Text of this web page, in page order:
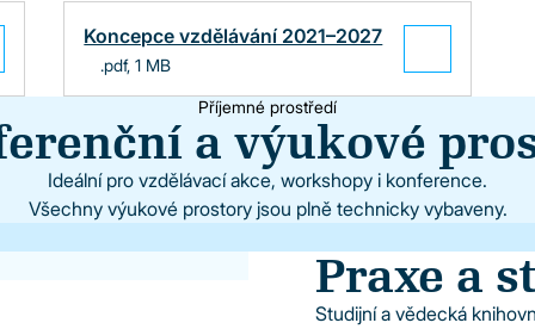
Koncepce vzdělávání 2021–2027
.pdf, 1 MB
Příjemné prostředí
a výukové
Ideální pro vzdělávací akce, workshopy i konference.
Všechny výukové prostory jsou plně technicky vybaveny.
promítací plátno, ozvučení, mikrofony,
Praxe a
Studijní a vědecká